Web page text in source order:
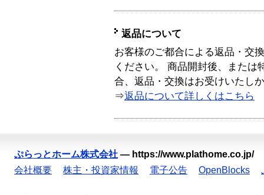
返品について
お客様のご都合による返品・交
ください。 商品開封後、または
合、返品・交換はお受けいたし
⇒返品について詳しくはこちら
ぷらっとホーム株式会社 — https://www.plathome.co.jp/
会社概要
株主・投資家情報 電子公告 OpenBlocks